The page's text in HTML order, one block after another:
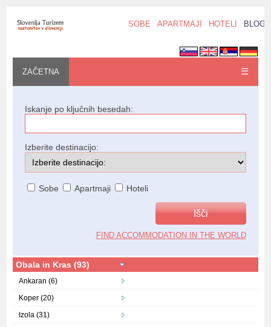
SOBE APARTMAJI HOTELI BLOG
ZAČETNA ☰
Iskanje po ključnih besedah:
Izberite destinacijo:
Sobe Apartmaji Hoteli
FIND ACCOMMODATION IN THE WORLD
Obala in Kras (93)
Ankaran (6)
Koper (20)
Izola (31)